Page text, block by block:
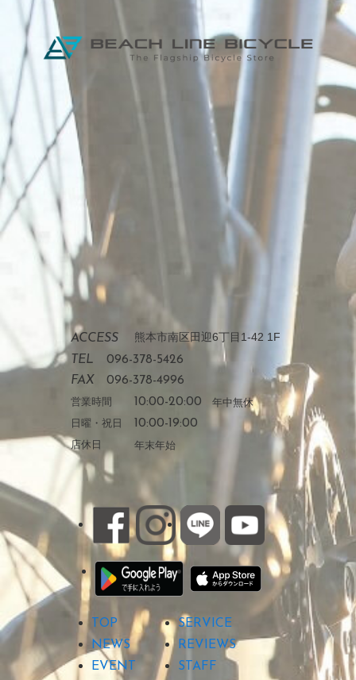
ACCESS 熊本市南区田迎6丁目1-42 1F
TEL
096-378-5426
FAX
096-378-4996
営業時間 10:00-20:00 年中無休
日曜・祝日
10:00-19:00
店休日 年末年始
TOP
SERVICE
NEWS
REVIEWS
EVENT
STAFF